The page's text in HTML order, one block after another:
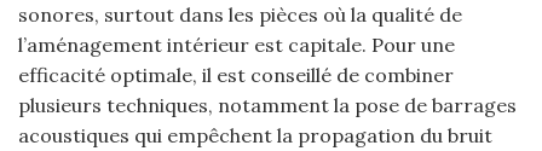
sonores, surtout dans les pièces où la qualité de
l’aménagement intérieur est capitale. Pour une
efficacité optimale, il est conseillé de combiner
plusieurs techniques, notamment la pose de barrages
acoustiques qui empêchent la propagation du bruit